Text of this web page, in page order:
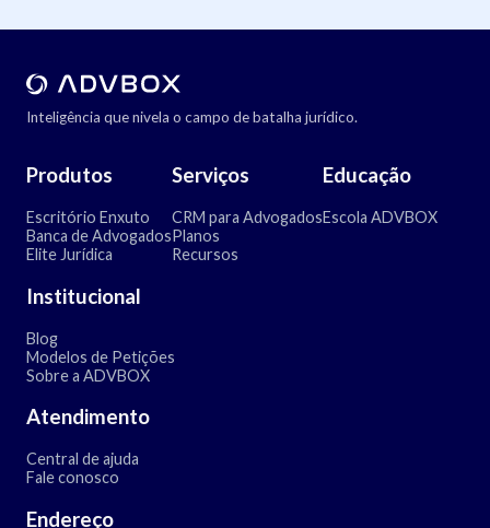
Inteligência que nivela o campo de batalha jurídico.
Produtos
Escritório Enxuto
Banca de Advogados
Elite Jurídica
Serviços
CRM para Advogados
Planos
Recursos
Educação
Escola ADVBOX
Institucional
Blog
Modelos de Petições
Sobre a ADVBOX
Atendimento
Central de ajuda
Fale conosco
Endereço